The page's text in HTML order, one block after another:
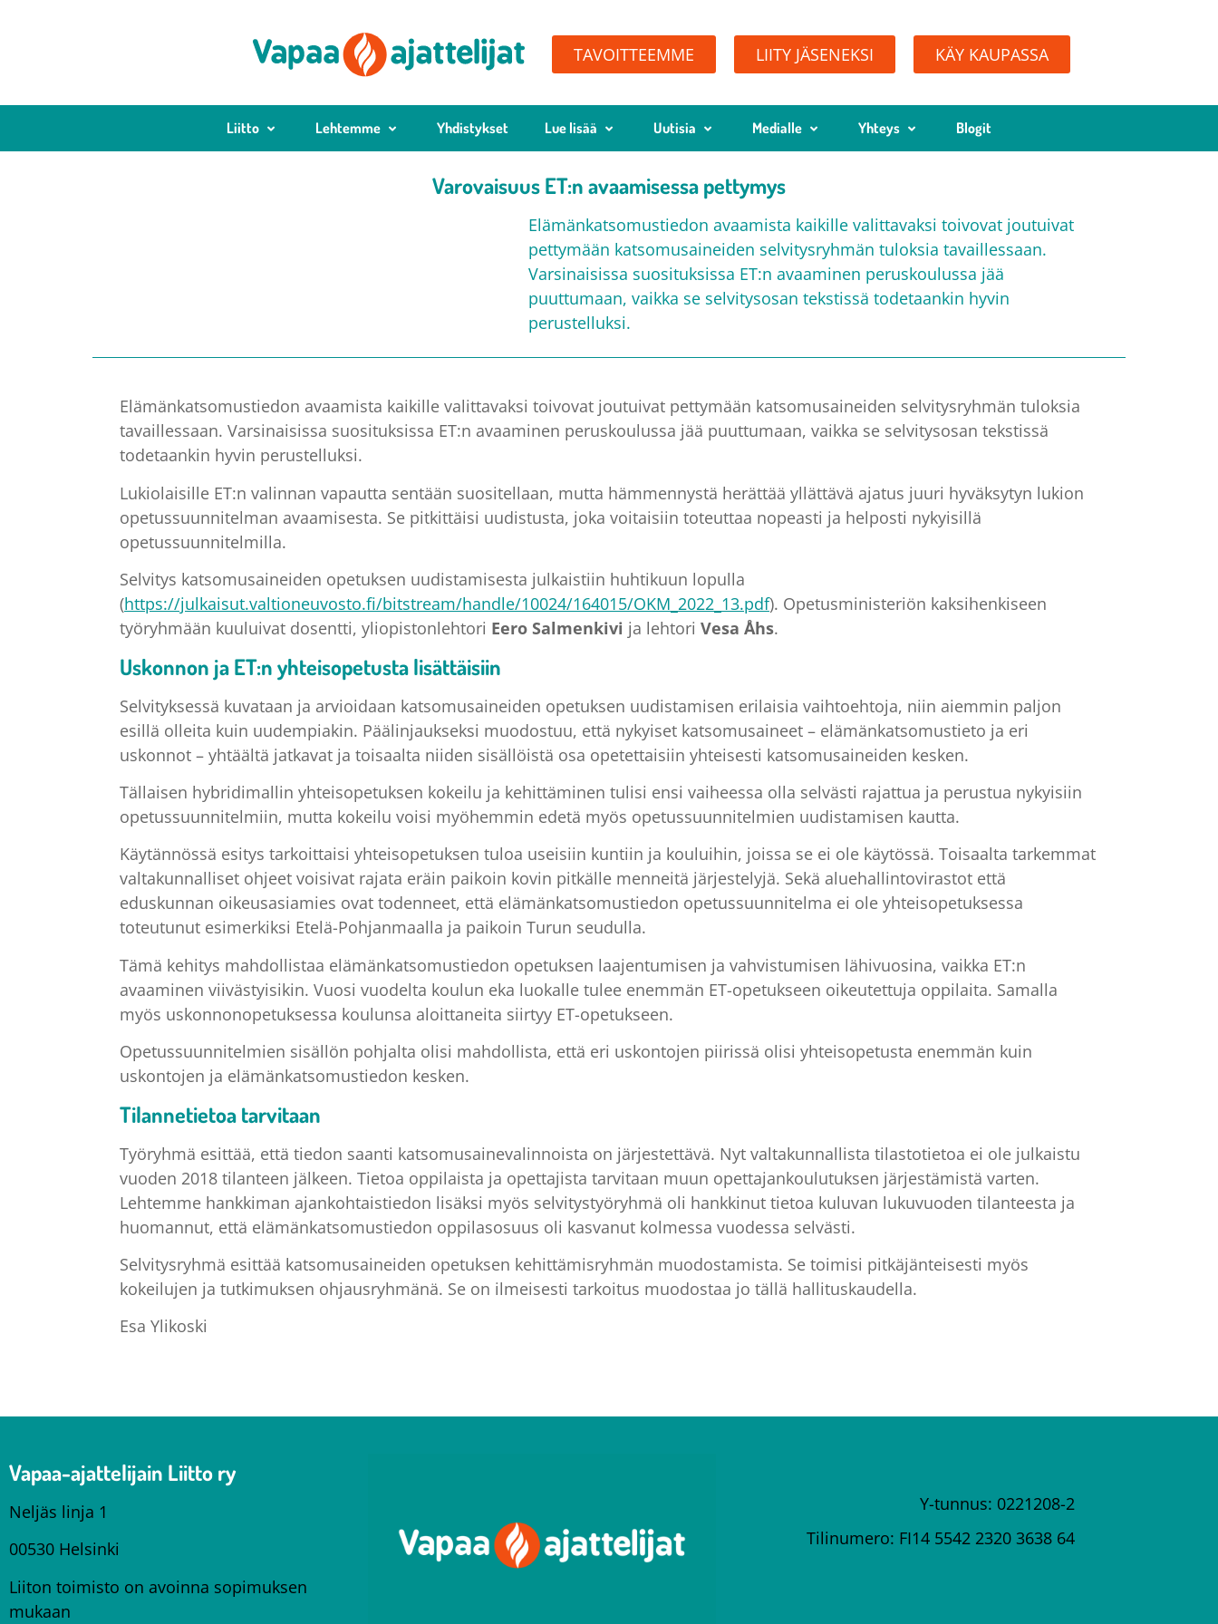
TAVOITTEEMME LIITY JÄSENEKSI KÄY KAUPASSA
Liitto Lehtemme Yhdistykset Lue lisää Uutisia Medialle Yhteys Blogit
Varovaisuus ET:n avaamisessa pettymys
Elämänkatsomustiedon avaamista kaikille valittavaksi toivovat joutuivat
pettymään katsomusaineiden selvitysryhmän tuloksia tavaillessaan.
Varsinaisissa suosituksissa ET:n avaaminen peruskoulussa jää
puuttumaan, vaikka se selvitysosan tekstissä todetaankin hyvin
perustelluksi.
Elämänkatsomustiedon avaamista kaikille valittavaksi toivovat joutuivat pettymään katsomusaineiden selvitysryhmän tuloksia
tavaillessaan. Varsinaisissa suosituksissa ET:n avaaminen peruskoulussa jää puuttumaan, vaikka se selvitysosan tekstissä
todetaankin hyvin perustelluksi.
Lukiolaisille ET:n valinnan vapautta sentään suositellaan, mutta hämmennystä herättää yllättävä ajatus juuri hyväksytyn lukion
opetussuunnitelman avaamisesta. Se pitkittäisi uudistusta, joka voitaisiin toteuttaa nopeasti ja helposti nykyisillä
opetussuunnitelmilla.
Selvitys katsomusaineiden opetuksen uudistamisesta julkaistiin huhtikuun lopulla
(https://julkaisut.valtioneuvosto.fi/bitstream/handle/10024/164015/OKM_2022_13.pdf). Opetusministeriön kaksihenkiseen
työryhmään kuuluivat dosentti, yliopistonlehtori Eero Salmenkivi ja lehtori Vesa Åhs.
Uskonnon ja ET:n yhteisopetusta lisättäisiin
Selvityksessä kuvataan ja arvioidaan katsomusaineiden opetuksen uudistamisen erilaisia vaihtoehtoja, niin aiemmin paljon
esillä olleita kuin uudempiakin. Päälinjaukseksi muodostuu, että nykyiset katsomusaineet – elämänkatsomustieto ja eri
uskonnot – yhtäältä jatkavat ja toisaalta niiden sisällöistä osa opetettaisiin yhteisesti katsomusaineiden kesken.
Tällaisen hybridimallin yhteisopetuksen kokeilu ja kehittäminen tulisi ensi vaiheessa olla selvästi rajattua ja perustua nykyisiin
opetussuunnitelmiin, mutta kokeilu voisi myöhemmin edetä myös opetussuunnitelmien uudistamisen kautta.
Käytännössä esitys tarkoittaisi yhteisopetuksen tuloa useisiin kuntiin ja kouluihin, joissa se ei ole käytössä. Toisaalta tarkemmat
valtakunnalliset ohjeet voisivat rajata eräin paikoin kovin pitkälle menneitä järjestelyjä. Sekä aluehallintovirastot että
eduskunnan oikeusasiamies ovat todenneet, että elämänkatsomustiedon opetussuunnitelma ei ole yhteisopetuksessa
toteutunut esimerkiksi Etelä-Pohjanmaalla ja paikoin Turun seudulla.
Tämä kehitys mahdollistaa elämänkatsomustiedon opetuksen laajentumisen ja vahvistumisen lähivuosina, vaikka ET:n
avaaminen viivästyisikin. Vuosi vuodelta koulun eka luokalle tulee enemmän ET-opetukseen oikeutettuja oppilaita. Samalla
myös uskonnonopetuksessa koulunsa aloittaneita siirtyy ET-opetukseen.
Opetussuunnitelmien sisällön pohjalta olisi mahdollista, että eri uskontojen piirissä olisi yhteisopetusta enemmän kuin
uskontojen ja elämänkatsomustiedon kesken.
Tilannetietoa tarvitaan
Työryhmä esittää, että tiedon saanti katsomusainevalinnoista on järjestettävä. Nyt valtakunnallista tilastotietoa ei ole julkaistu
vuoden 2018 tilanteen jälkeen. Tietoa oppilaista ja opettajista tarvitaan muun opettajankoulutuksen järjestämistä varten.
Lehtemme hankkiman ajankohtaistiedon lisäksi myös selvitystyöryhmä oli hankkinut tietoa kuluvan lukuvuoden tilanteesta ja
huomannut, että elämänkatsomustiedon oppilasosuus oli kasvanut kolmessa vuodessa selvästi.
Selvitysryhmä esittää katsomusaineiden opetuksen kehittämisryhmän muodostamista. Se toimisi pitkäjänteisesti myös
kokeilujen ja tutkimuksen ohjausryhmänä. Se on ilmeisesti tarkoitus muodostaa jo tällä hallituskaudella.
Esa Ylikoski
Vapaa-ajattelijain Liitto ry
Neljäs linja 1
00530 Helsinki
Liiton toimisto on avoinna sopimuksen
mukaan
Y-tunnus: 0221208-2
Tilinumero: FI14 5542 2320 3638 64